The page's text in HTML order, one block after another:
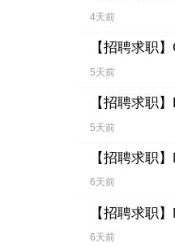
4天前
【招聘求职】
5天前
【招聘求职】
5天前
【招聘求职】
6天前
【招聘求职】
6天前